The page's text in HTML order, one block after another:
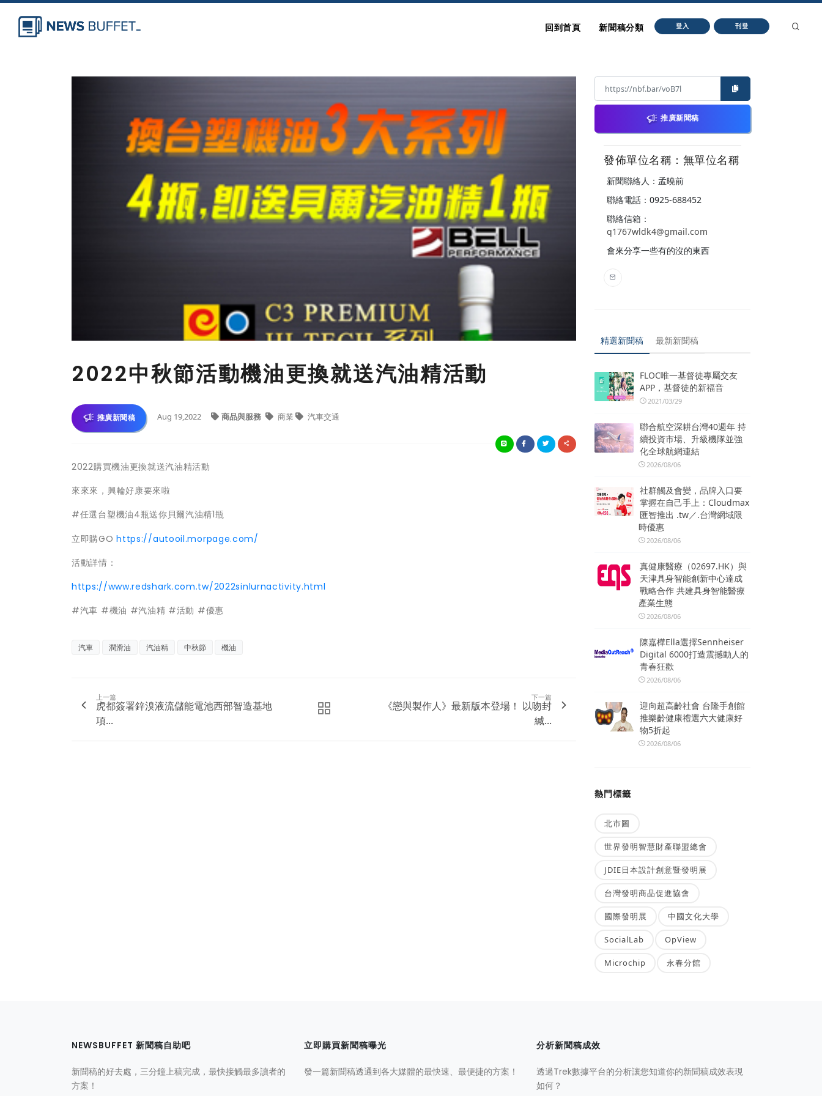
回到首頁 新聞稿分類 登入 刊登
2022中秋節活動機油更換就送汽油精活動
推廣新聞稿 Aug 19,2022 商品與服務 商業 汽車交通
2022購買機油更換就送汽油精活動
來來來，興輪好康要來啦
#任選台塑機油4瓶送你貝爾汽油精1瓶
立即購GOhttps://autooil.morpage.com/
活動詳情：
https://www.redshark.com.tw/2022sinlurnactivity.html
#汽車 #機油 #汽油精 #活動 #優惠
汽車 潤滑油 汽油精 中秋節 機油
上一篇
虎都簽署鋅溴液流儲能電池西部智造基地
項...
下一篇
《戀與製作人》最新版本登場！ 以吻封
緘...
推廣新聞稿
發佈單位名稱：無單位名稱
新聞聯絡人：孟曉前
聯絡電話：0925-688452
聯絡信箱：
q1767wldk4@gmail.com
會來分享一些有的沒的東西
精選新聞稿 最新新聞稿
FLOC唯一基督徒專屬交友
APP，基督徒的新福音
2021/03/29
聯合航空深耕台灣40週年 持
續投資市場、升級機隊並強
化全球航網連結
2026/08/06
社群觸及會變，品牌入口要
掌握在自己手上：Cloudmax
匯智推出 .tw／.台灣網域限
時優惠
2026/08/06
真健康醫療（02697.HK）與
天津具身智能創新中心達成
戰略合作 共建具身智能醫療
產業生態
2026/08/06
陳嘉樺Ella選擇Sennheiser
Digital 6000打造震撼動人的
青春狂歡
2026/08/06
迎向超高齡社會 台隆手創館
推樂齡健康禮選六大健康好
物5折起
2026/08/06
熱門標籤
北市圖
世界發明智慧財產聯盟總會
JDIE日本設計創意暨發明展
台灣發明商品促進協會
國際發明展 中國文化大學
SocialLab OpView
Microchip 永春分館
NEWSBUFFET 新聞稿自助吧
新聞稿的好去處，三分鐘上稿完成，最快接觸最多讀者的
方案！
立即購買新聞稿曝光
發一篇新聞稿透通到各大媒體的最快速、最便捷的方案！
分析新聞稿成效
透過Trek數據平台的分析讓您知道你的新聞稿成效表現
如何？